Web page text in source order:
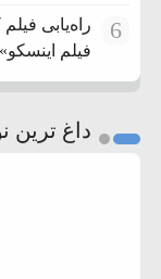
6
راه‌یابی
فیلم
داغ ترین